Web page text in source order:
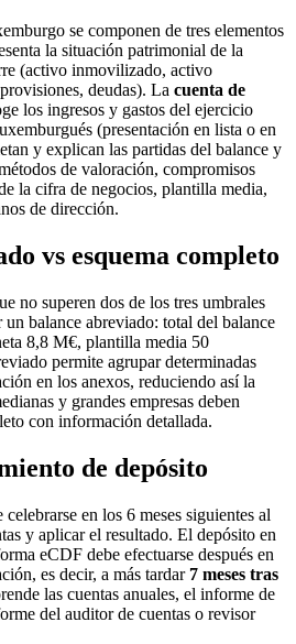
se componen de tres elementos
la situación patrimonial de la
(activo inmovilizado, activo
deudas). La cuenta de
los ingresos y gastos del ejercicio
(presentación en lista o en
y explican las partidas del balance y
de valoración, compromisos
la cifra de negocios, plantilla media,
de dirección.
vs esquema completo
no superen dos de los tres umbrales
un balance abreviado: total del balance
8,8 M€, plantilla media 50
permite agrupar determinadas
en los anexos, reduciendo así la
y grandes empresas deben
con información detallada.
de depósito
en los 6 meses siguientes al
y aplicar el resultado. El depósito en
eCDF debe efectuarse después en
es decir, a más tardar 7 meses tras
las cuentas anuales, el informe de
del auditor de cuentas o revisor